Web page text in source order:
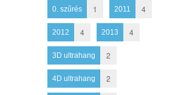
0. szűrés 1 2011 4
2012 4 2013 4
3D ultrahang 2
4D ultrahang 2